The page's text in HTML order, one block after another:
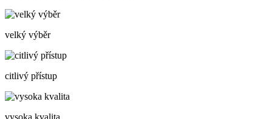
velký výběr
citlivý přístup